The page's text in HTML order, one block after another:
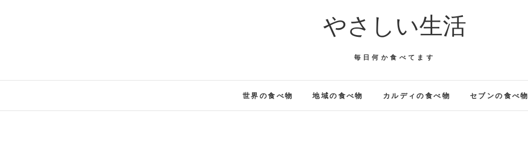
やさしい生活
毎日何か食べてます
世界の食べ物 地域の食べ物 カルディの食べ物 セブンの食べ物